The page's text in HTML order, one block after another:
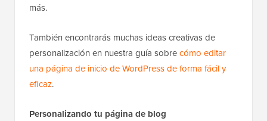
más.
También encontrarás muchas ideas creativas de
personalización en nuestra guía sobrecómo editar
una página de inicio de WordPress de forma fácil y
eficaz.
Personalizando tu página de blog